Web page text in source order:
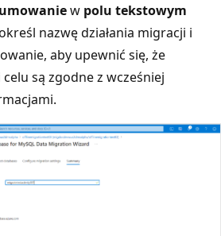
w polu tekstowym
nazwę działania migracji i
aby upewnić się, że
celu są zgodne z wcześniej